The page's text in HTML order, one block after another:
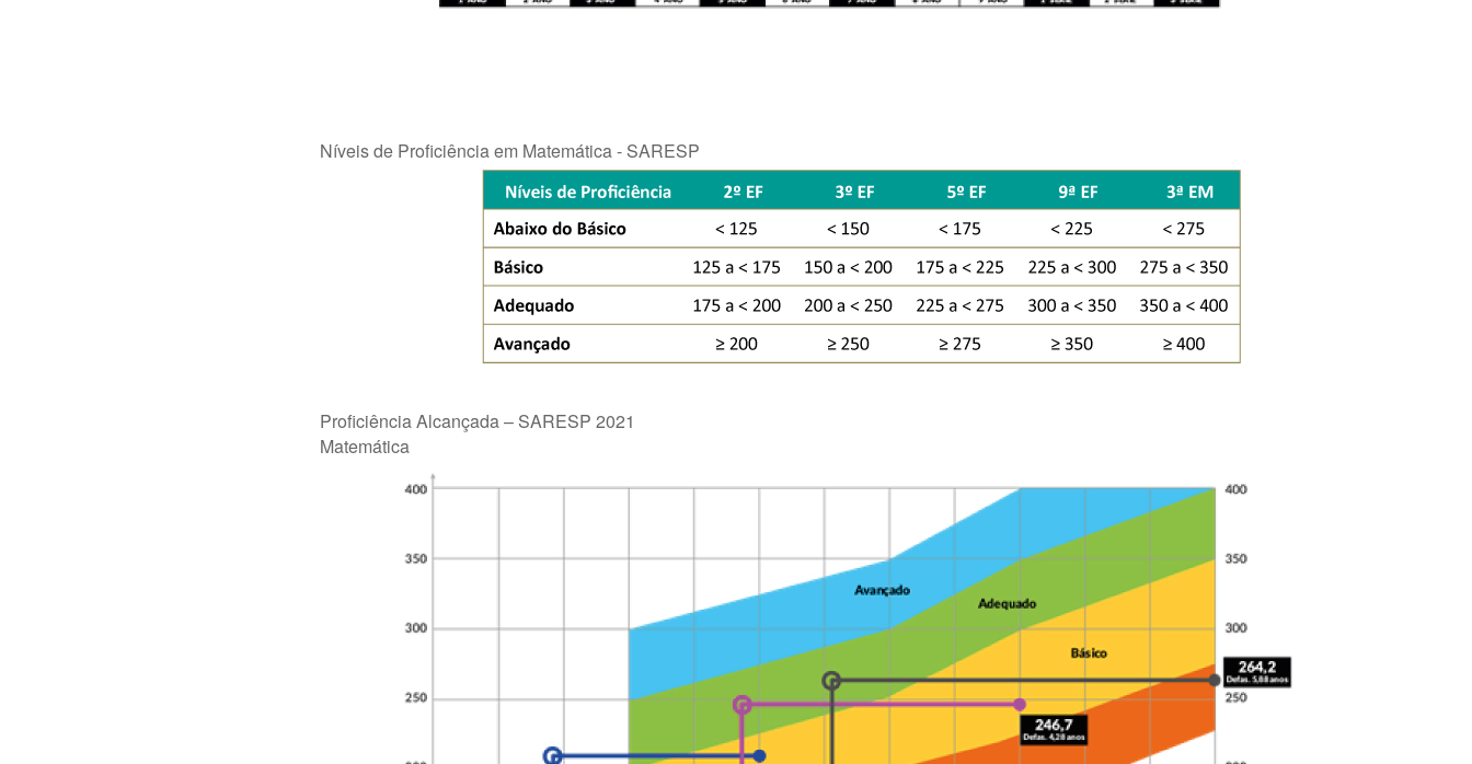
Níveis de Proficiência em Matemática - SARESP
Proficiência Alcançada – SARESP 2021
Matemática